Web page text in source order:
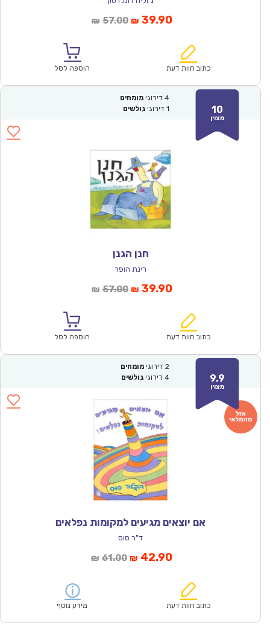
₪ 57.00המחיר
₪57.00.
₪ 39.90המחיר
הוא:
כתוב חוות דעת הוספה לסל
10
מצוין
4 דירוגי מומחים
1 דירוגי גולשים
חנן הגנן
רינת הופר
₪ 57.00המחיר
₪57.00.
₪ 39.90המחיר
הוא:
כתוב חוות דעת הוספה לסל
9.9
מצוין
2 דירוגי מומחים
4 דירוגי גולשים
אם יוצאים מגיעים למקומות נפלאים
ד"ר סוס
₪ 61.00המחיר
₪61.00.
₪ 42.90המחיר
הוא:
כתוב חוות דעת מידע נוסף